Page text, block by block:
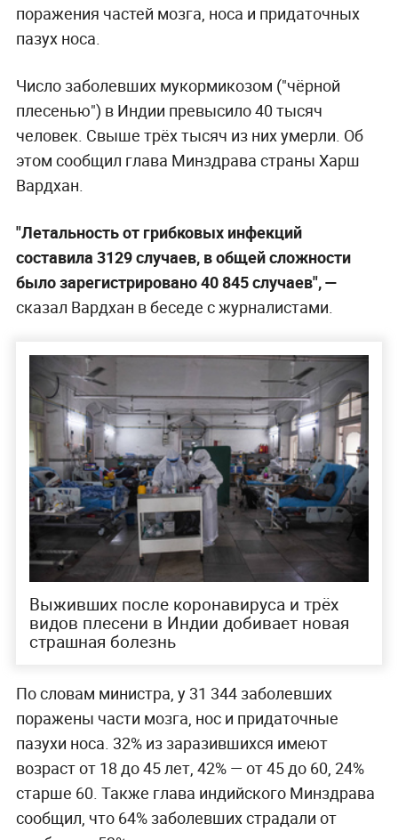
поражения частей мозга, носа и придаточных
пазух носа.
Число заболевших мукормикозом ("чёрной
плесенью") в Индии превысило 40 тысяч
человек. Свыше трёх тысяч из них умерли. Об
этом сообщил глава Минздрава страны Харш
Вардхан.
"Летальность от грибковых инфекций
составила 3129 случаев, в общей сложности
было зарегистрировано 40 845 случаев", —
сказал Вардхан в беседе с журналистами.
Выживших после коронавируса и трёх
видов плесени в Индии добивает новая
страшная болезнь
По словам министра, у 31 344 заболевших
поражены части мозга, нос и придаточные
пазухи носа. 32% из заразившихся имеют
возраст от 18 до 45 лет, 42% — от 45 до 60, 24%
старше 60. Также глава индийского Минздрава
сообщил, что 64% заболевших страдали от